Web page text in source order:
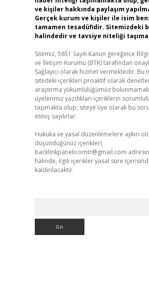
ve kişiler hakkında paylaşım
Gerçek kurum ve kişiler ile isim
tamamen tesadüfidir. Sitemizdeki
halindedir ve tavsiye niteliği
Sitemiz, 5651 Sayılı Kanun gereğince
ve İletişim Kurumu (BTK) tarafından
Sağlayıcı olarak hizmet vermektedir. Bu
sitedeki içerikleri proaktif olarak
araştırma yükümlülüğümüz
üyelerimiz yazdıkları içeriklerin
taşımakta olup, siteye üye olarak bu
etmiş sayılırlar.
Hukuka ve yasal düzenlemelere aykırı
düşündüğünüz içerikleri,
backlinkpanelicomtr@gmail.com
halinde, ilgili içerikler yasal süre
kaldırılacaktır.